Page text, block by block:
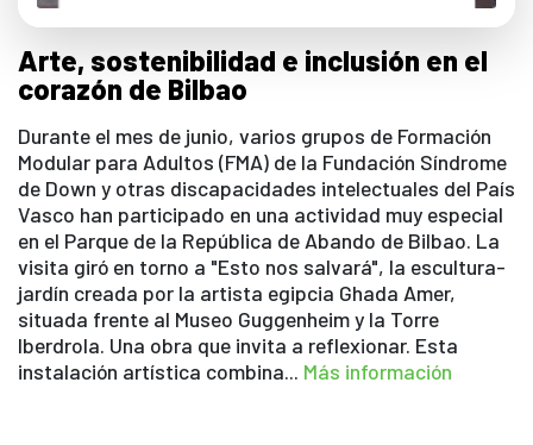
Arte, sostenibilidad e inclusión en el
corazón de Bilbao
Durante el mes de junio, varios grupos de Formación
Modular para Adultos (FMA) de la Fundación Síndrome
de Down y otras discapacidades intelectuales del País
Vasco han participado en una actividad muy especial
en el Parque de la República de Abando de Bilbao. La
visita giró en torno a "Esto nos salvará", la escultura-
jardín creada por la artista egipcia Ghada Amer,
situada frente al Museo Guggenheim y la Torre
Iberdrola. Una obra que invita a reflexionar. Esta
instalación artística combina... Más información